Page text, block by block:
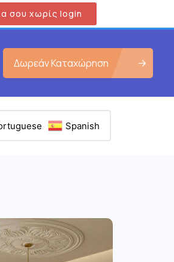
σου χωρίς login
Δωρεάν Καταχώρηση
Spanish